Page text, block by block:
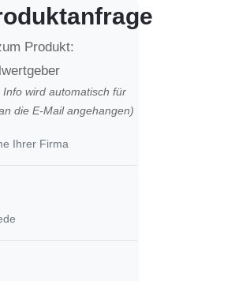
Produkt:
Info wird automatisch für
die E-Mail angehangen)